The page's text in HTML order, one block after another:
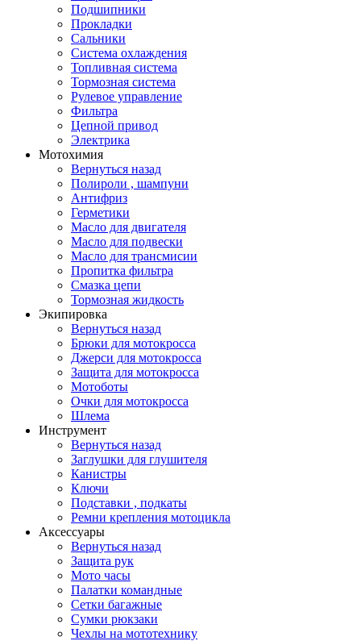
Подшипники
Прокладки
Сальники
Система охлаждения
Топливная система
Тормозная система
Рулевое управление
Фильтра
Цепной привод
Электрика
Мотохимия
Вернуться назад
Полироли , шампуни
Антифриз
Герметики
Масло для двигателя
Масло для подвески
Масло для трансмисии
Пропитка фильтра
Смазка цепи
Тормозная жидкость
Экипировка
Вернуться назад
Брюки для мотокросса
Джерси для мотокросса
Защита для мотокросса
Мотоботы
Очки для мотокросса
Шлема
Инструмент
Вернуться назад
Заглушки для глушителя
Канистры
Ключи
Подставки , подкаты
Ремни крепления мотоцикла
Аксессуары
Вернуться назад
Защита рук
Мото часы
Палатки командные
Сетки багажные
Сумки рюкзаки
Чехлы на мототехнику